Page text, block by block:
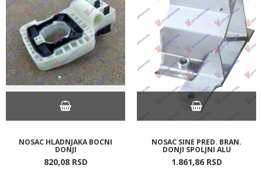
NOSAC HLADNJAKA BOCNI
DONJI
820,08 RSD
NOSAC SINE PRED. BRAN.
DONJI SPOLJNI ALU
1.861,86 RSD